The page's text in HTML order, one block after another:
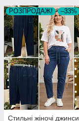
РОЗПРОДАЖ! –33%
Стильні жіночі джинси,